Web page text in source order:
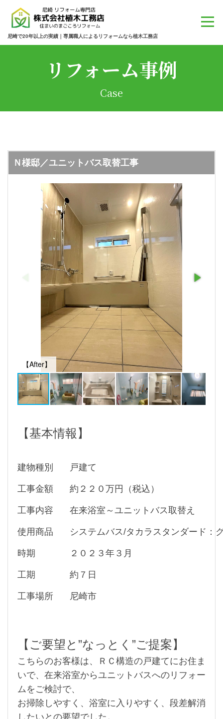
尼崎で20年以上の実績｜専属職人によるリフォームなら植木工務店
リフォーム事例
Case
Ｎ様邸／ユニットバス取替工事
【After】
【基本情報】
建物種別 戸建て
工事金額 約２２０万円（税込）
工事内容 在来浴室～ユニットバス取替え
使用商品 システムバス/タカラスタンダード：
時期 ２０２３年３月
工期 約７日
工事場所 尼崎市
【ご要望と”なっとく”ご提案】
こちらのお客様は、ＲＣ構造の戸建てにお住ま
いで、在来浴室からユニットバスへのリフォー
ムをご検討で、
お掃除しやすく、浴室に入りやすく、段差解消